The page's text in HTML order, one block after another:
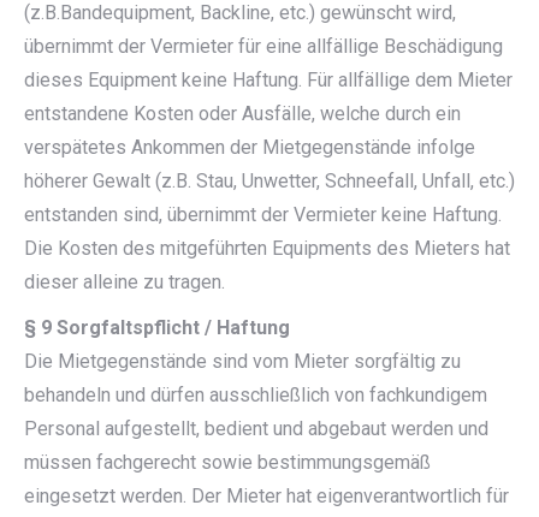
(z.B.Bandequipment, Backline, etc.) gewünscht wird,
übernimmt der Vermieter für eine allfällige Beschädigung
dieses Equipment keine Haftung. Für allfällige dem Mieter
entstandene Kosten oder Ausfälle, welche durch ein
verspätetes Ankommen der Mietgegenstände infolge
höherer Gewalt (z.B. Stau, Unwetter, Schneefall, Unfall, etc.)
entstanden sind, übernimmt der Vermieter keine Haftung.
Die Kosten des mitgeführten Equipments des Mieters hat
dieser alleine zu tragen.
§ 9 Sorgfaltspflicht / Haftung
Die Mietgegenstände sind vom Mieter sorgfältig zu
behandeln und dürfen ausschließlich von fachkundigem
Personal aufgestellt, bedient und abgebaut werden und
müssen fachgerecht sowie bestimmungsgemäß
eingesetzt werden. Der Mieter hat eigenverantwortlich für